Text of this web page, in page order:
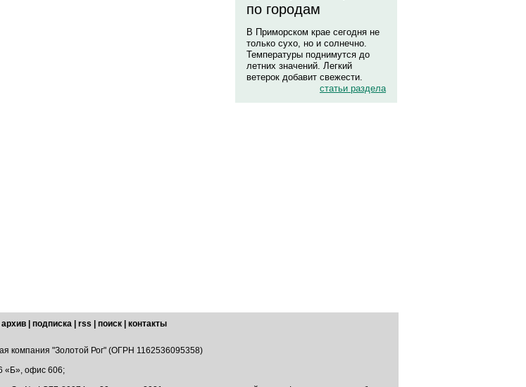
по городам
В Приморском крае сегодня не
только сухо, но и солнечно.
Температуры поднимутся до
летних значений. Легкий
ветерок добавит свежести.
статьи раздела
архив подписка rss поиск
контакты
компания "Золотой Рог" (ОГРН 1162536095358)
«Б», офис 606;